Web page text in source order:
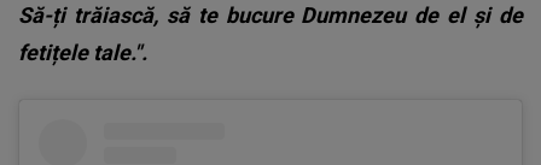
Să-ți trăiască, să te bucure Dumnezeu de el și de
fetițele tale.".